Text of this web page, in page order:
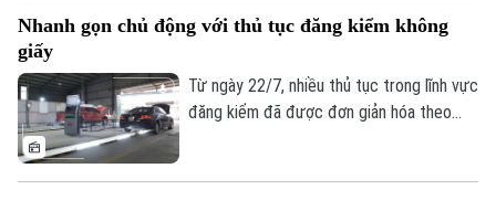
Liệu đây có phải là giải pháp hiệu quả để
sẽ làm hạn chế quyền tham gia của các
em trong môi trường số?
Nhanh gọn chủ động với thủ tục đăng kiểm không
giấy
Từ ngày 22/7, nhiều thủ tục trong lĩnh vực
đăng kiểm đã được đơn giản hóa theo